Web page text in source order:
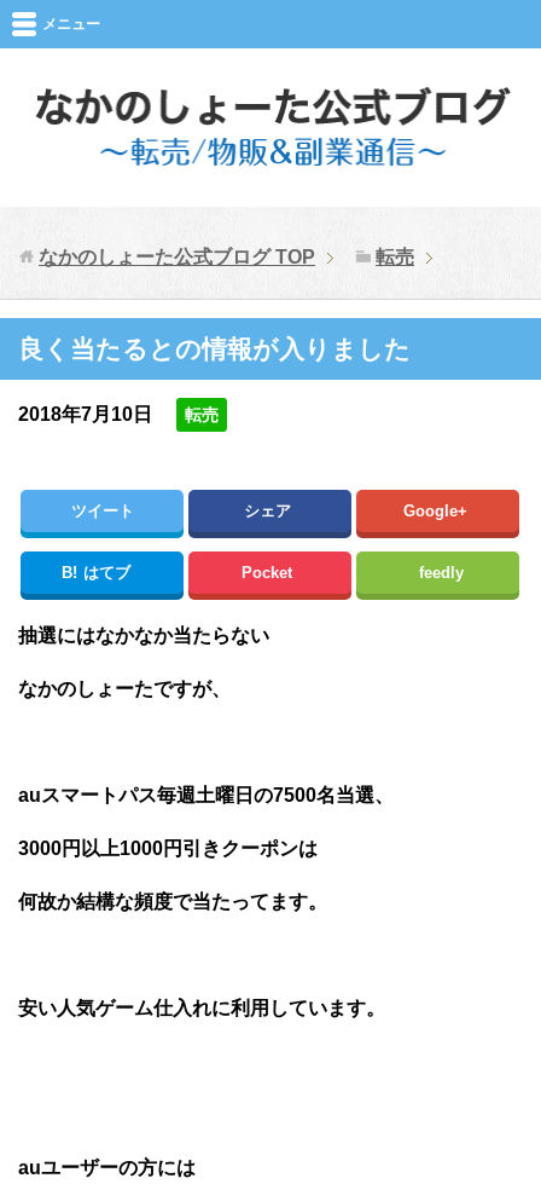
メニュー
なかのしょーた公式ブログTOP 転売
良く当たるとの情報が入りました
2018年7月10日 転売
ツイート シェア Google+
B! はてブ Pocket feedly
抽選にはなかなか当たらない
なかのしょーたですが、
auスマートパス毎週土曜日の7500名当選、
3000円以上1000円引きクーポンは
何故か結構な頻度で当たってます。
安い人気ゲーム仕入れに利用しています。
auユーザーの方には